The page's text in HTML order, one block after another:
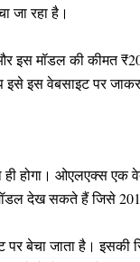
जा रहा है।
इस मॉडल की कीमत
इसे इस वेबसाइट पर
ही होगा। ओएलएक्स
देख सकते हैं जिसे
बेचा जाता है। इसकी